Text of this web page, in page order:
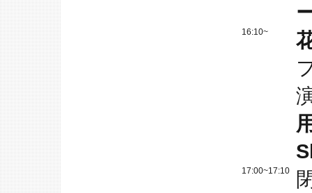
16:10~
17:00~17:10